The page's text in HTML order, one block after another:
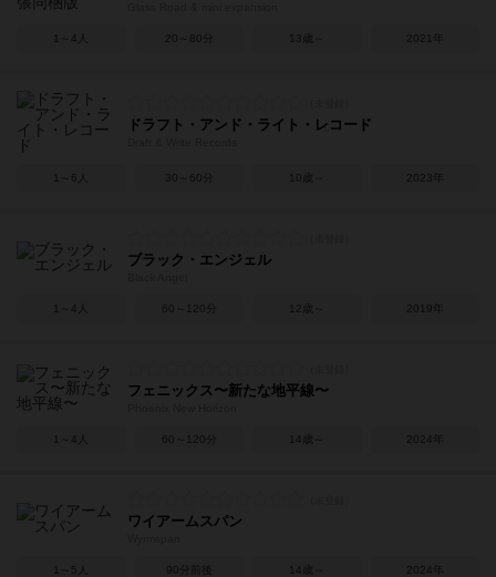
1～4人 20～80分 13歳～ 2021年
ドラフト・アンド・ライト・レコード
1～6人 30～60分 10歳～ 2023年
ブラック・エンジェル
1～4人 60～120分 12歳～ 2019年
フェニックス〜新たな地平線〜
1～4人 60～120分 14歳～ 2024年
ワイアームスパン
1～5人 90分前後 14歳～ 2024年